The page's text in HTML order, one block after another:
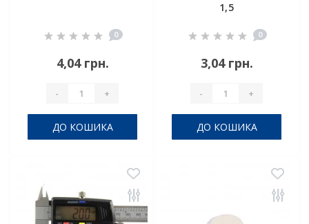
0
4,04 грн.
- +
ДО КОШИКА
1,5
0
3,04 грн.
- +
ДО КОШИКА